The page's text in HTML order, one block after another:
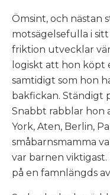
Ömsint, och nästan
motsägelsefulla i
friktion utvecklar
logiskt att hon köpt
samtidigt som hon
bakfickan. Ständigt
Snabbt rabblar hon
York, Aten, Berlin,
småbarnsmamma
var barnen
på en famnlängds